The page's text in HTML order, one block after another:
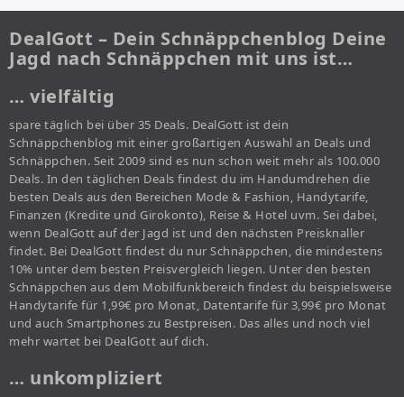
DealGott – Dein Schnäppchenblog Deine
Jagd nach Schnäppchen mit uns ist…
… vielfältig
spare täglich bei über 35 Deals. DealGott ist dein
Schnäppchenblog mit einer großartigen Auswahl an Deals und
Schnäppchen. Seit 2009 sind es nun schon weit mehr als 100.000
Deals. In den täglichen Deals findest du im Handumdrehen die
besten Deals aus den Bereichen Mode & Fashion, Handytarife,
Finanzen (Kredite und Girokonto), Reise & Hotel uvm. Sei dabei,
wenn DealGott auf der Jagd ist und den nächsten Preisknaller
findet. Bei DealGott findest du nur Schnäppchen, die mindestens
10% unter dem besten Preisvergleich liegen. Unter den besten
Schnäppchen aus dem Mobilfunkbereich findest du beispielsweise
Handytarife für 1,99€ pro Monat, Datentarife für 3,99€ pro Monat
und auch Smartphones zu Bestpreisen. Das alles und noch viel
mehr wartet bei DealGott auf dich.
… unkompliziert